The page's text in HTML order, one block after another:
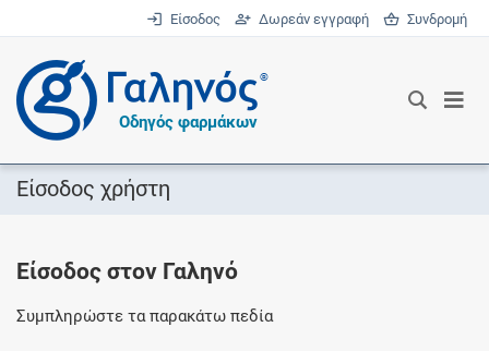
Είσοδος Δωρεάν εγγραφή Συνδρομή
®
Οδηγός φαρμάκων
Είσοδος χρήστη
Είσοδος στον Γαληνό
Συμπληρώστε τα παρακάτω πεδία